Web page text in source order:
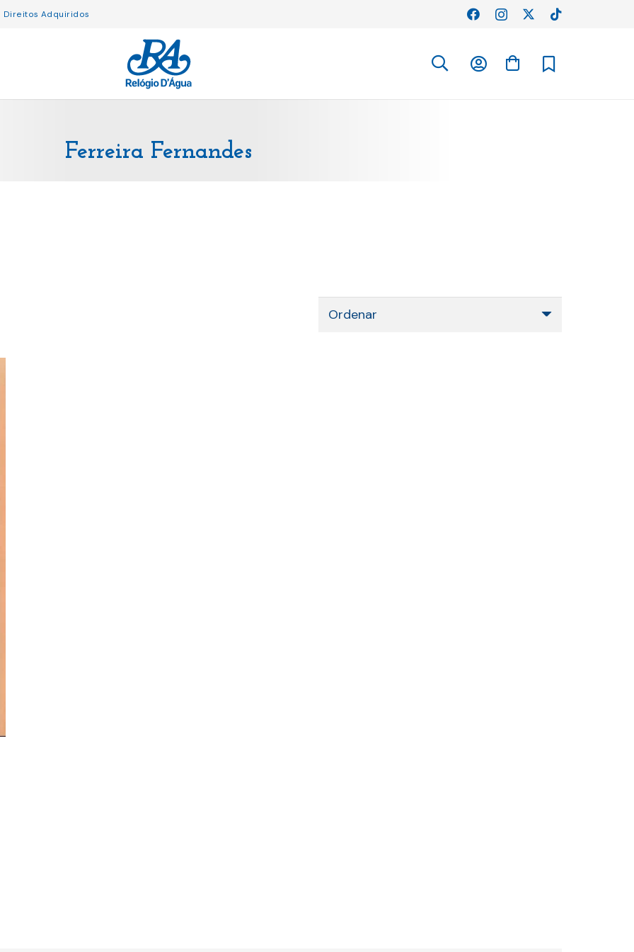
Direitos Adquiridos
Ferreira Fernandes